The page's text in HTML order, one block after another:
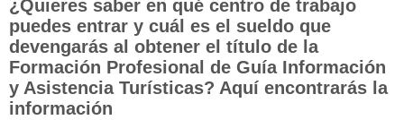
¿Quieres saber en qué centro de trabajo
puedes entrar y cuál es el sueldo que
devengarás al obtener el título de la
Formación Profesional de Guía Información
y Asistencia Turísticas? Aquí encontrarás la
información